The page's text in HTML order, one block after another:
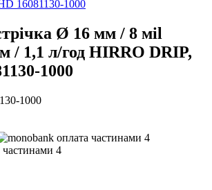
Ø 16 мм / 8 мil
/ 1,1 л/год HIRRO DRIP,
1000
1000
4
4